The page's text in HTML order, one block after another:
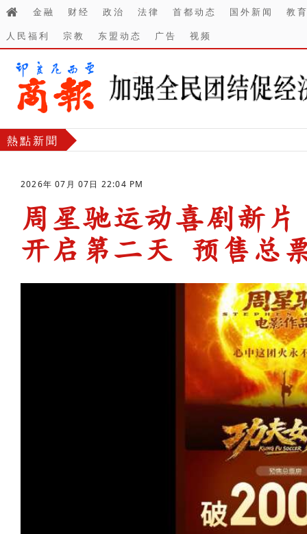
金融 财经 政治 法律 首都动态 国外新闻
教
人民福利
宗教 东盟动态 广告 视频
熱點新聞
2026年 07月 07日 22:04 PM
周星驰运动喜剧新
开启第二天 预售总